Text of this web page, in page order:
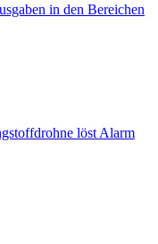
in den Bereichen
löst Alarm